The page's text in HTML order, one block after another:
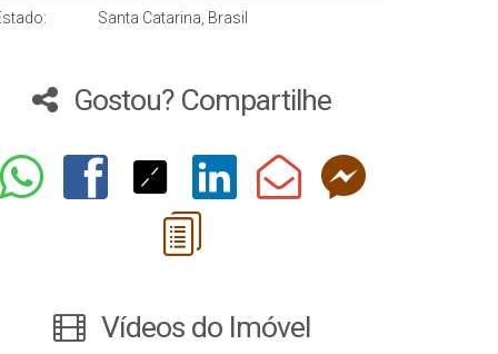
Santa Catarina, Brasil
Gostou? Compartilhe
Vídeos do Imóvel